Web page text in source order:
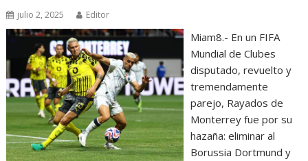
julio 2, 2025 Editor
Miam8.- En un FIFA
Mundial de Clubes
disputado, revuelto y
tremendamente
parejo, Rayados de
Monterrey fue por su
hazaña: eliminar al
Borussia Dortmund y